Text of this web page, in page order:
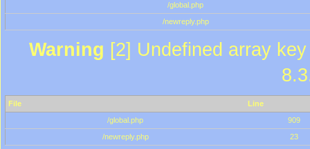
/global.php
/newreply.php
Warning [2] Undefined array
File
Line
/global.php
909
/newreply.php
23